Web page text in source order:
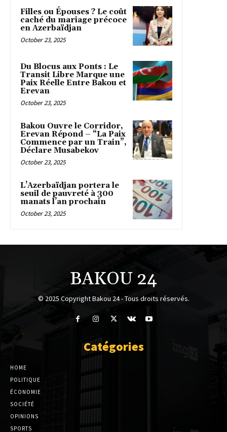
Filles ou Épouses ? Le coût
caché du mariage précoce
en Azerbaïdjan
October 23, 2025
Du Blocus aux Ponts : Le
Transit Libre Marque une
Paix Réelle Entre Bakou et
Erevan
October 23, 2025
Bakou Ouvre le Corridor,
Erevan Répond – “La Paix
Commence par un Train”,
Déclare Musabekov
October 23, 2025
L’Azerbaïdjan portera le
seuil de pauvreté à 300
manats l’an prochain
October 23, 2025
BAKOU 24
© 2025 Copyright Bakou 24 - Tous droits réservés.
Catégories
HOME
POLITIQUE
ÉCONOMIE
SOCIÉTÉ
OPINIONS
SPORTS